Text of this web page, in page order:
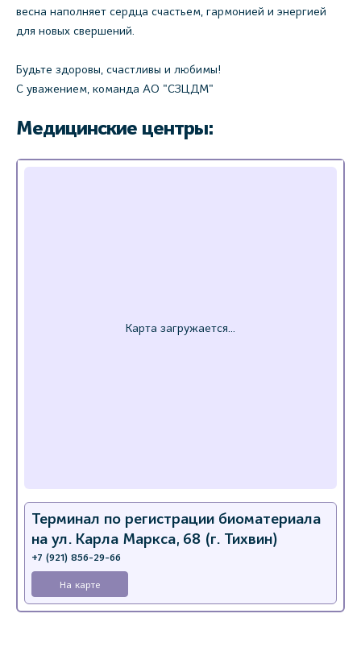
весна наполняет сердца счастьем, гармонией и энергией
для новых свершений.
Будьте здоровы, счастливы и любимы!
С уважением, команда АО "СЗЦДМ"
Медицинские центры:
Терминал по регистрации биоматериала
на ул. Карла Маркса, 68 (г. Тихвин)
+7 (921) 856-29-66
На карте